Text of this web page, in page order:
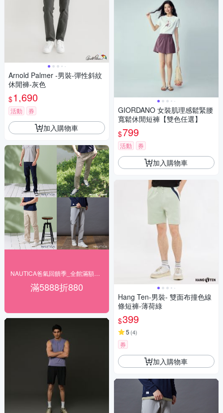
Arnold Palmer -男裝-彈性斜紋
休閒褲-灰色
$1,690
活動 券
加入購物車
滿5888折880
GIORDANO 女裝肌理感鬆緊腰
寬鬆休閒短褲【雙色任選】
$799
活動 券
加入購物車
Hang Ten-男裝- 雙面布撞色線
條短褲-薄荷綠
$399
5 (4)
券
加入購物車